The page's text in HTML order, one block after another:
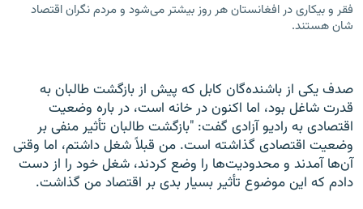
فقر و بیکاری در افغانستان هر روز بیشتر می‌شود و مردم نگران اقتصاد
شان هستند.
صدف یکی از باشنده‌گان کابل که پیش از بازگشت طالبان به
قدرت شاغل بود، اما اکنون در خانه است، در باره وضعیت
اقتصادی به رادیو آزادی گفت: "بازگشت طالبان تأثیر منفی بر
وضعیت اقتصادی گذاشته است. من قبلاً شغل داشتم، اما وقتی
آن‌ها آمدند و محدودیت‌ها را وضع کردند، شغل خود را از دست
دادم که این موضوع تأثیر بسیار بدی بر اقتصاد من گذاشت.